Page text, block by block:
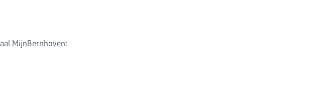
MijnBernhoven: